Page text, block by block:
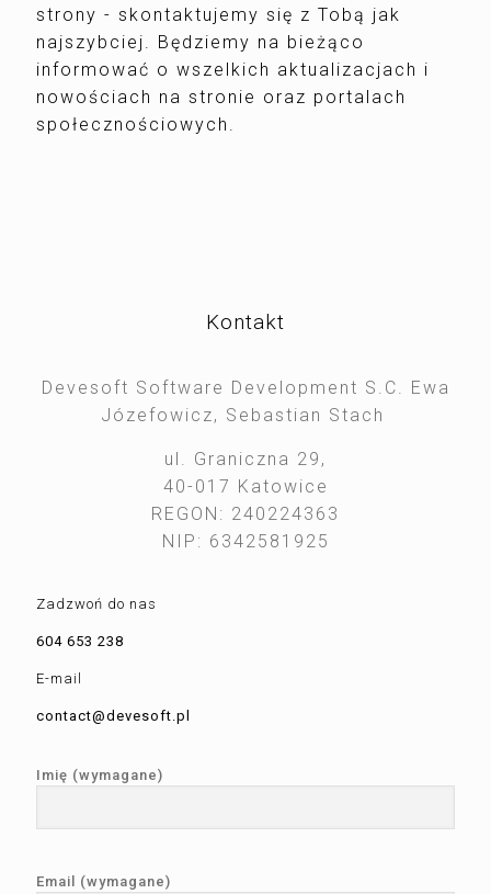
strony - skontaktujemy się z Tobą jak
najszybciej. Będziemy na bieżąco
informować o wszelkich aktualizacjach i
nowościach na stronie oraz portalach
społecznościowych.
Kontakt
Devesoft Software Development S.C. Ewa
Józefowicz, Sebastian Stach
ul. Graniczna 29,
40-017 Katowice
REGON: 240224363
NIP: 6342581925
Zadzwoń do nas
604 653 238
E-mail
contact@devesoft.pl
Imię (wymagane)
Email (wymagane)